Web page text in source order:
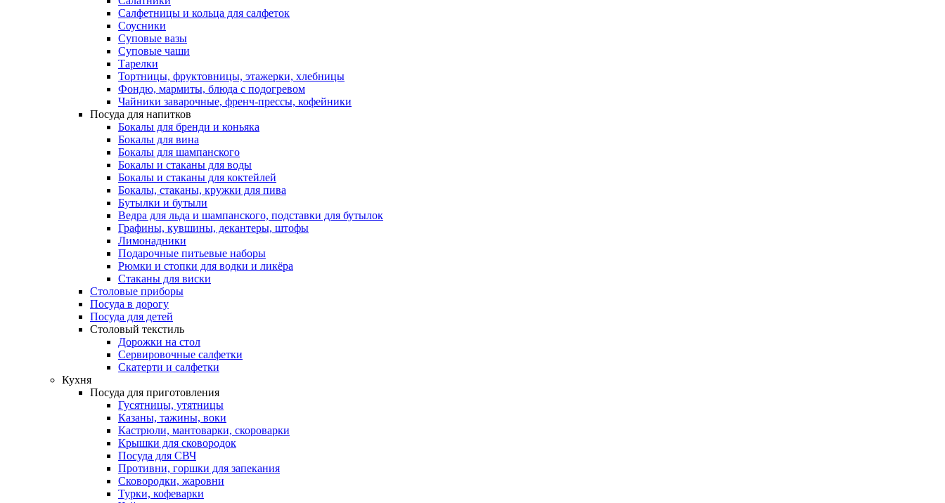
Салфетницы и кольца для салфеток
Соусники
Суповые вазы
Суповые чаши
Тарелки
Тортницы, фруктовницы, этажерки, хлебницы
Фондю, мармиты, блюда с подогревом
Чайники заварочные, френч-прессы, кофейники
Посуда для напитков
Бокалы для бренди и коньяка
Бокалы для вина
Бокалы для шампанского
Бокалы и стаканы для воды
Бокалы и стаканы для коктейлей
Бокалы, стаканы, кружки для пива
Бутылки и бутыли
Ведра для льда и шампанского, подставки для бутылок
Графины, кувшины, декантеры, штофы
Лимонадники
Подарочные питьевые наборы
Рюмки и стопки для водки и ликёра
Стаканы для виски
Столовые приборы
Посуда в дорогу
Посуда для детей
Столовый текстиль
Дорожки на стол
Сервировочные салфетки
Скатерти и салфетки
Кухня
Посуда для приготовления
Гусятницы, утятницы
Казаны, тажины, воки
Кастрюли, мантоварки, скороварки
Крышки для сковородок
Посуда для СВЧ
Противни, горшки для запекания
Сковородки, жаровни
Турки, кофеварки